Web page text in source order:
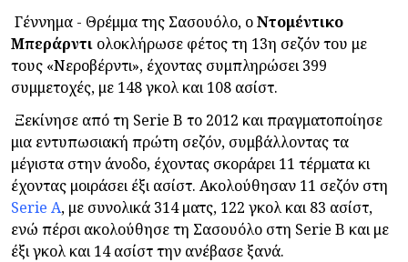
Γέννημα - Θρέμμα της Σασουόλο, οΝτομέντικο
Μπεράρντι ολοκλήρωσε φέτος τη 13η σεζόν του με
τους «Νεροβέρντι», έχοντας συμπληρώσει 399
συμμετοχές, με 148 γκολ και 108 ασίστ.
Ξεκίνησε από τη Serie B το 2012 και πραγματοποίησε
μια εντυπωσιακή πρώτη σεζόν, συμβάλλοντας τα
μέγιστα στην άνοδο, έχοντας σκοράρει 11 τέρματα κι
έχοντας μοιράσει έξι ασίστ. Ακολούθησαν 11 σεζόν στη
Serie A, με συνολικά 314 ματς, 122 γκολ και 83 ασίστ,
ενώ πέρσι ακολούθησε τη Σασουόλο στη Serie B και με
έξι γκολ και 14 ασίστ την ανέβασε ξανά.